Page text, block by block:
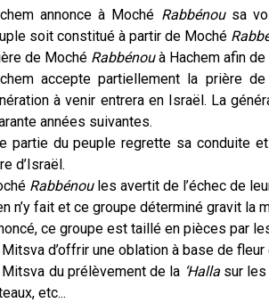
annonce à Moché Rabbénousa
soit constitué à partir de Moché
de Moché Rabbénouà Hachem afin de
accepte partiellement la prière
à venir entrera en Israël. La
années suivantes.
partie du peuple regrette sa conduite
d’Israël.
Rabbénoules avertit de l’échec de
n’y fait et ce groupe déterminé gravit la
ce groupe est taillé en pièces par
Mitsva d’offrir une oblation à base de
Mitsva du prélèvement de la ‘Hallasur les
etc...